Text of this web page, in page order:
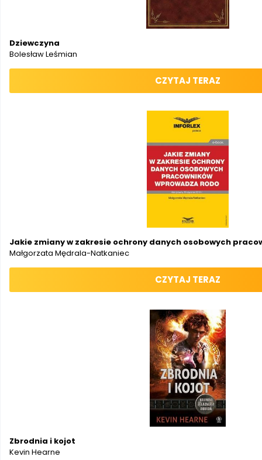
Dziewczyna
Bolesław Leśmian
CZYTAJ TERAZ
Jakie zmiany w zakresie ochrony danych osobowych
Małgorzata Mędrala-Natkaniec
CZYTAJ TERAZ
Zbrodnia i kojot
Kevin Hearne